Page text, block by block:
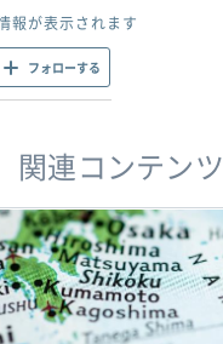
報が表示されます
フォローする
関連コンテンツ